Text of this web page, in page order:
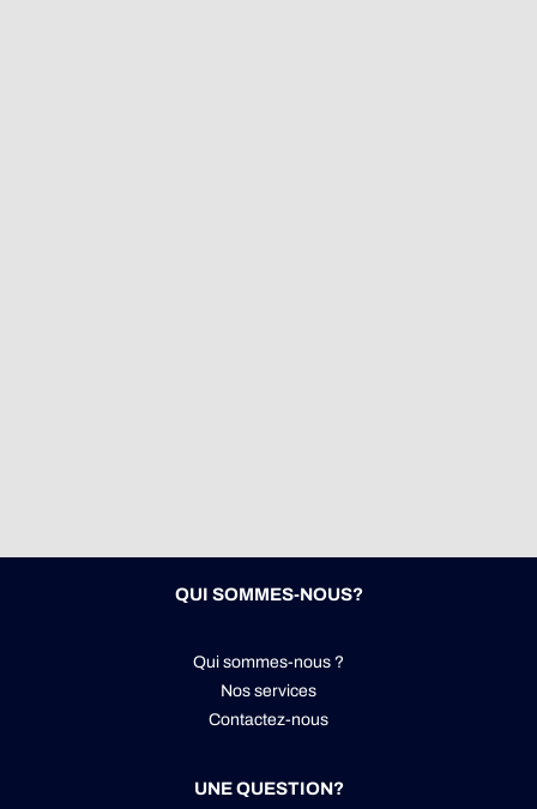
QUI SOMMES-NOUS?
Qui sommes-nous ?
Nos services
Contactez-nous
UNE QUESTION?